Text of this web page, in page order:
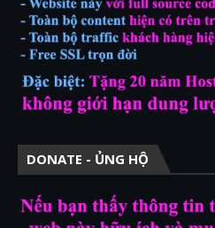
DONATE - ỦNG HỘ